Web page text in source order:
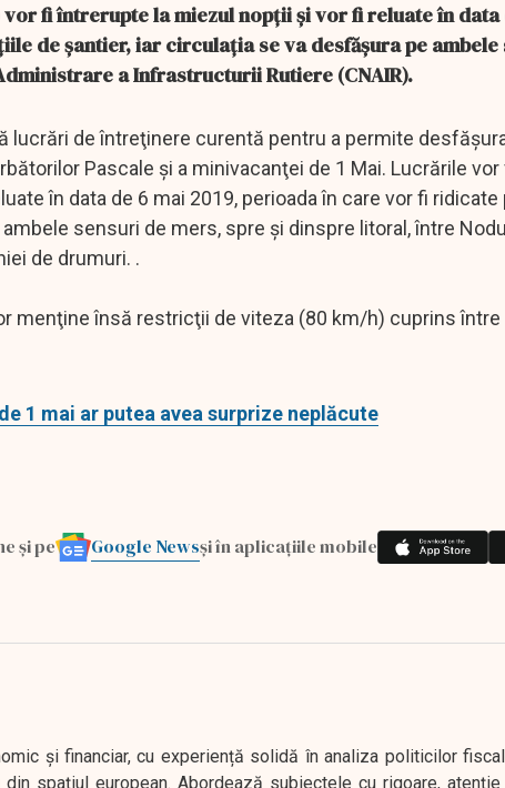
fi întrerupte la miezul nopţii şi vor fi reluate în data
de şantier, iar circulaţia se va desfăşura pe ambele
a Infrastructurii Rutiere (CNAIR).
lucrări de întreţinere curentă pentru a permite
Pascale şi a minivacanţei de 1 Mai. Lucrările vor
în data de 6 mai 2019, perioada în care vor fi ridicate
sensuri de mers, spre şi dinspre litoral, între
de drumuri. .
menţine însă restricţii de viteza (80 km/h) cuprins între
1 mai ar putea avea surprize neplăcute
și pe Google Newsși în aplicațiile mobile
și financiar, cu experiență solidă în analiza politicilor
spațiul european. Abordează subiectele cu rigoare,